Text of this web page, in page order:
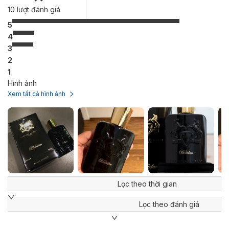
10 lượt đánh giá
5
4
3
2
1
Hình ảnh
Xem tất cả hình ảnh
Lọc theo thời gian
Lọc theo đánh giá